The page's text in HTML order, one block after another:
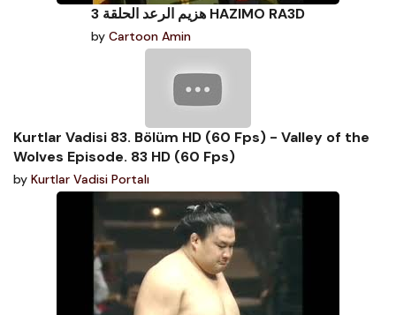
هزيم الرعد الحلقة 3 HAZIMO RA3D
by Cartoon Amin
Kurtlar Vadisi 83. Bölüm HD (60 Fps) - Valley of the
Wolves Episode. 83 HD (60 Fps)
by Kurtlar Vadisi Portalı